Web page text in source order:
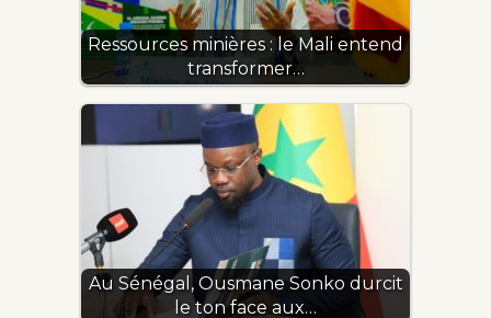
Ressources minières : le Mali entend
transformer…
Au Sénégal, Ousmane Sonko durcit
le ton face aux…